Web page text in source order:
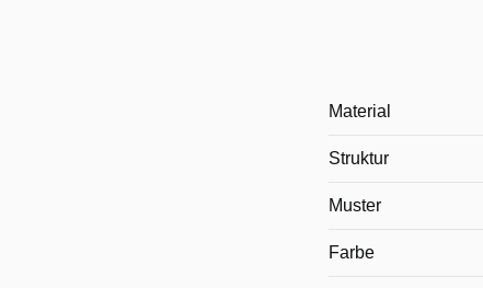
Material
Struktur
Muster
Farbe